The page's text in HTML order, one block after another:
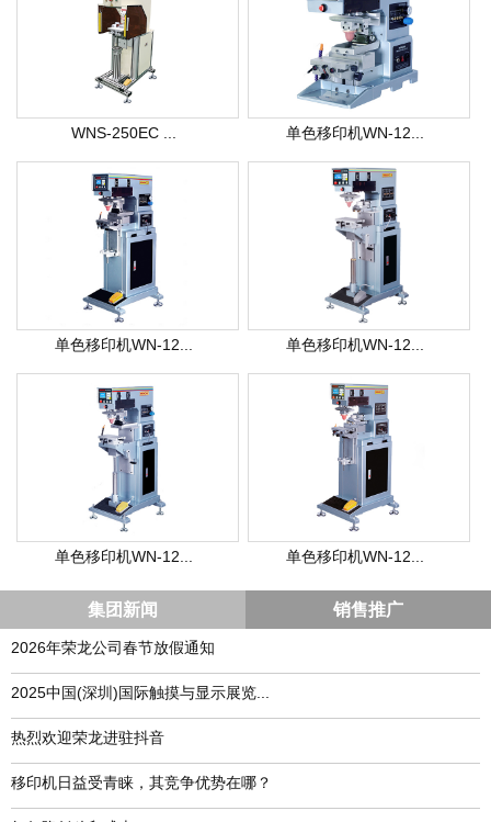
WNS-250EC ... 单色移印机WN-12...
单色移印机WN-12... 单色移印机WN-12...
单色移印机WN-12... 单色移印机WN-12...
集团新闻 销售推广
2026年荣龙公司春节放假通知
​2025中国(深圳)国际触摸与显示展览...
热烈欢迎荣龙进驻抖音
移印机日益受青睐，其竞争优势在哪？